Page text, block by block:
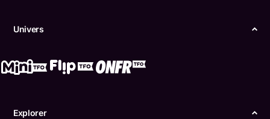
Univers
Explorer
ONFR
Conditions d'utilisation